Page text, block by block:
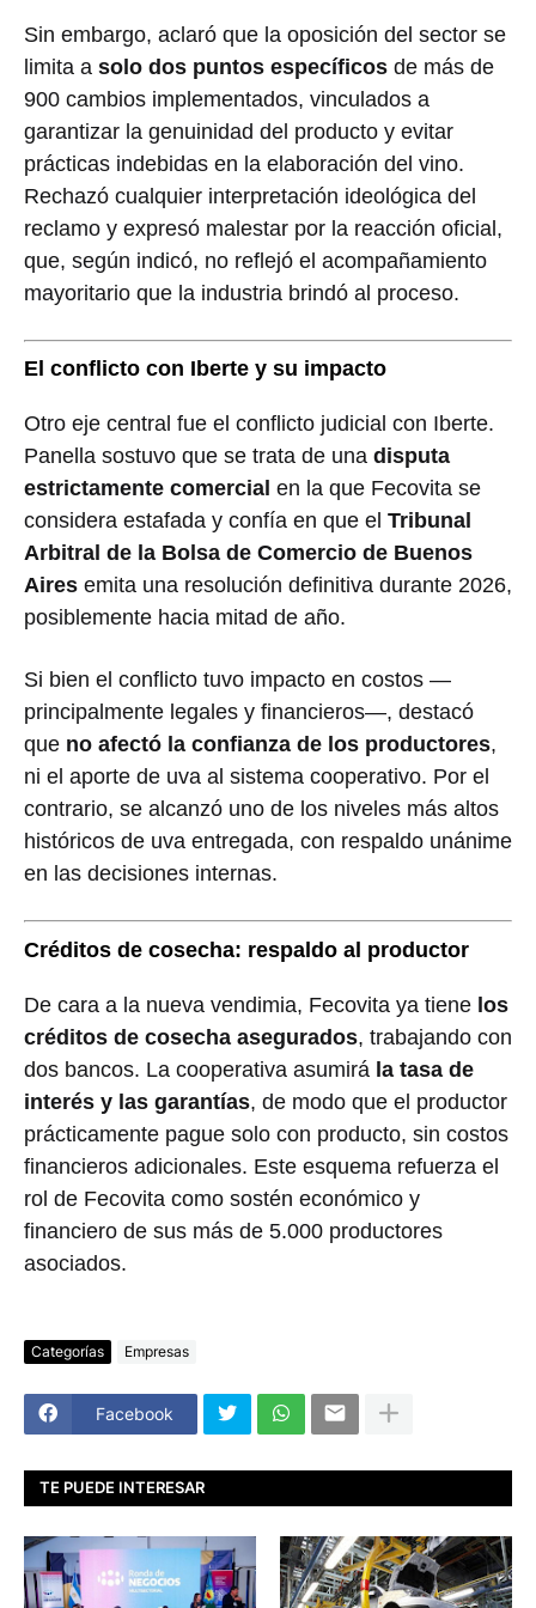
Sin embargo, aclaró que la oposición del sector se
limita a solo dos puntos específicos de más de
900 cambios implementados, vinculados a
garantizar la genuinidad del producto y evitar
prácticas indebidas en la elaboración del vino.
Rechazó cualquier interpretación ideológica del
reclamo y expresó malestar por la reacción oficial,
que, según indicó, no reflejó el acompañamiento
mayoritario que la industria brindó al proceso.
El conflicto con Iberte y su impacto
Otro eje central fue el conflicto judicial con Iberte.
Panella sostuvo que se trata de una disputa
estrictamente comercial en la que Fecovita se
considera estafada y confía en que el Tribunal
Arbitral de la Bolsa de Comercio de Buenos
Aires emita una resolución definitiva durante 2026,
posiblemente hacia mitad de año.
Si bien el conflicto tuvo impacto en costos —
principalmente legales y financieros—, destacó
que no afectó la confianza de los productores,
ni el aporte de uva al sistema cooperativo. Por el
contrario, se alcanzó uno de los niveles más altos
históricos de uva entregada, con respaldo unánime
en las decisiones internas.
Créditos de cosecha: respaldo al productor
De cara a la nueva vendimia, Fecovita ya tiene los
créditos de cosecha asegurados, trabajando con
dos bancos. La cooperativa asumirá la tasa de
interés y las garantías, de modo que el productor
prácticamente pague solo con producto, sin costos
financieros adicionales. Este esquema refuerza el
rol de Fecovita como sostén económico y
financiero de sus más de 5.000 productores
asociados.
Categorías Empresas
Facebook
TE PUEDE INTERESAR